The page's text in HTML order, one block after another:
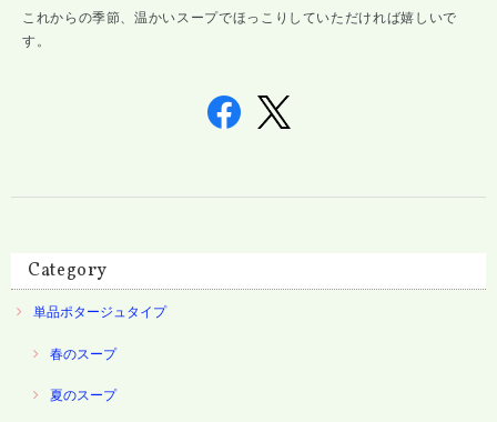
これからの季節、温かいスープでほっこりしていただければ嬉しいで
す。
Category
単品ポタージュタイプ
春のスープ
夏のスープ